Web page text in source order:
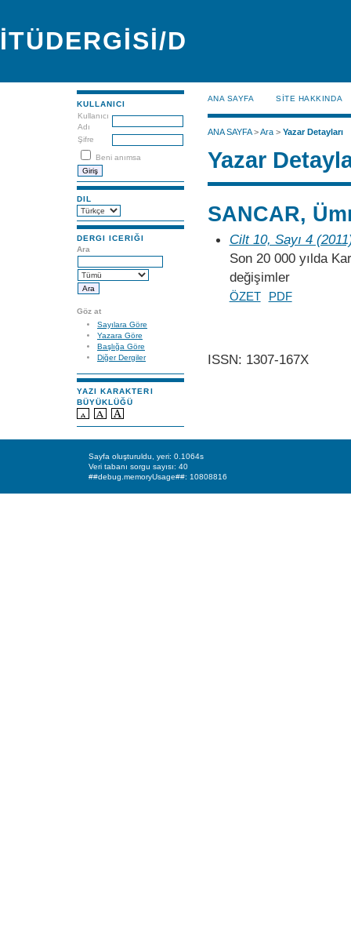
İTÜDERGİSİ/D
KULLANICI
Kullanıcı
Adı
Şifre
Beni anımsa
DIL
DERGI ICERIĞI
Ara
Göz at
Sayılara Göre
Yazara Göre
Başlığa Göre
Diğer Dergiler
YAZI KARAKTERI
BÜYÜKLÜĞÜ
ANA SAYFA SİTE HAKKINDA
ANA SAYFA>Ara> Yazar Detayları
Yazar
SANCAR,
Cilt 10, Sayı 4
Son 20 000 yılda
değişimler
ÖZET PDF
ISSN: 1307-167X
Sayfa oluşturuldu, yeri: 0.1064s
Veri tabanı sorgu sayısı: 40
##debug.memoryUsage##: 10808816